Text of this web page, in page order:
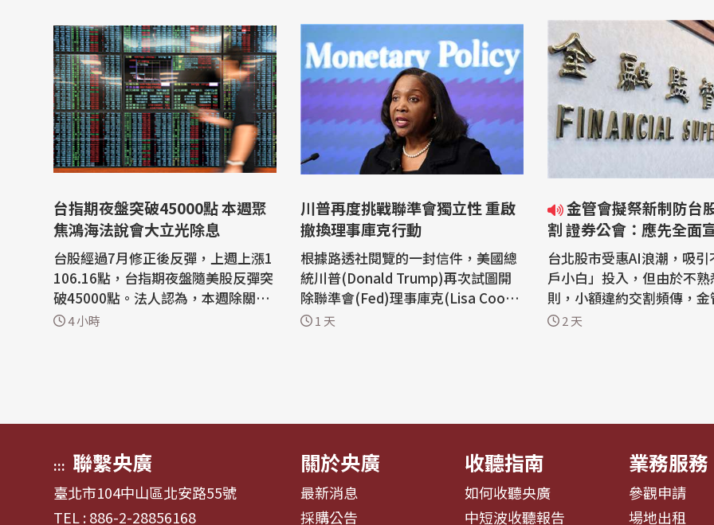
台指期夜盤突破45000點 本週聚
焦鴻海法說會大立光除息
台股經過7月修正後反彈，上週上漲1
106.16點，台指期夜盤隨美股反彈突
破45000點。法人認為，本週除關注
上市櫃公司上半年獲財報外，市場將
4 小時
川普再度挑戰聯準會獨立性 重啟
撤換理事庫克行動
根據路透社閱覽的一封信件，美國總
統川普(Donald Trump)再次試圖開
除聯準會(Fed)理事庫克(Lisa Coo
k)，在聯邦最高法院今年6月的裁定
1 天
金管會擬祭新制防台股違約交
割 證券公會：應先全面
台北股市受惠AI浪潮，吸
戶小白」投入，但由於不
則，小額違約交割頻傳，
交所研議，未來若投資人
2 天
::: 聯繫央廣
臺北市104中山區北安路55號
TEL : 886-2-28856168
關於央廣
最新消息
採購公告
收聽指南
如何收聽央廣
中短波收聽報告
業務服務
參觀申請
場地出租